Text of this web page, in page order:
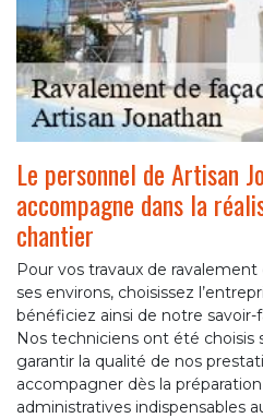
Le personnel de Artisan
accompagne dans la
chantier
Pour vos travaux de
ses environs, choisissez
bénéficiez ainsi de notre
Nos techniciens ont été
garantir la qualité de nos
accompagner dès la
administratives indispensables